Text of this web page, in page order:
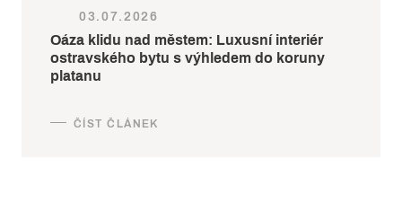
03.07.2026
Oáza klidu nad městem: Luxusní interiér
ostravského bytu s výhledem do koruny
platanu